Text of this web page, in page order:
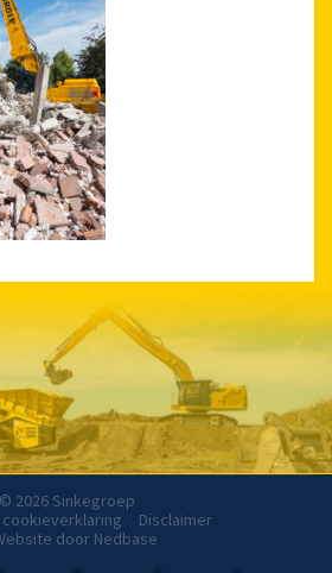
© 2026 Sinkegroep
cookieverklaring
Disclaimer
door Nedbase